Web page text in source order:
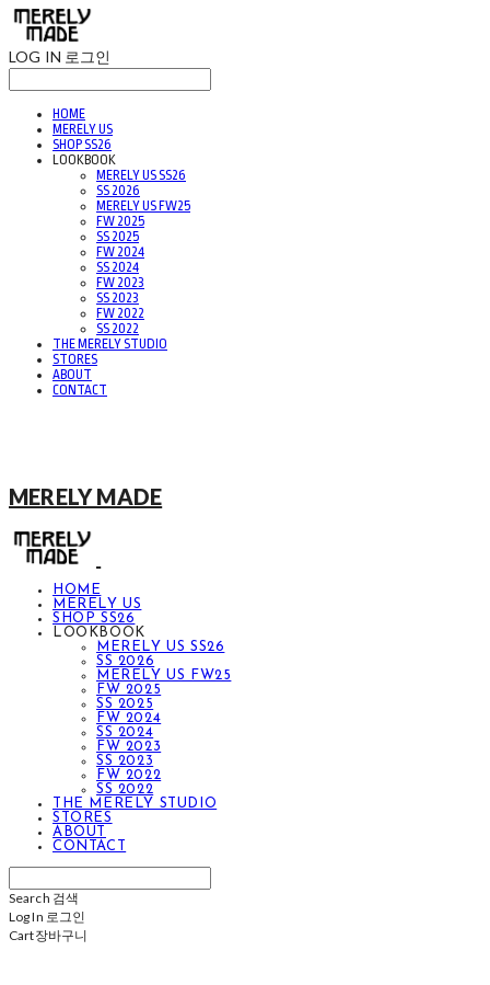
LOG IN 로그인
HOME
MERELY US
SHOP SS26
LOOKBOOK
MERELY US SS26
SS 2026
MERELY US FW25
FW 2025
SS 2025
FW 2024
SS 2024
FW 2023
SS 2023
FW 2022
SS 2022
THE MERELY STUDIO
STORES
ABOUT
CONTACT
MERELY MADE
HOME
MERELY US
SHOP SS26
LOOKBOOK
MERELY US SS26
SS 2026
MERELY US FW25
FW 2025
SS 2025
FW 2024
SS 2024
FW 2023
SS 2023
FW 2022
SS 2022
THE MERELY STUDIO
STORES
ABOUT
CONTACT
Search 검색
Log In 로그인
Cart장바구니